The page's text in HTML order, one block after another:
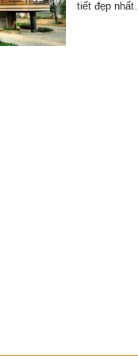
tiết đẹp